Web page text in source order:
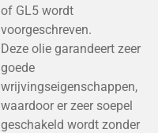
of GL5 wordt
voorgeschreven.
Deze olie garandeert zeer
goede
wrijvingseigenschappen,
waardoor er zeer soepel
geschakeld wordt zonder